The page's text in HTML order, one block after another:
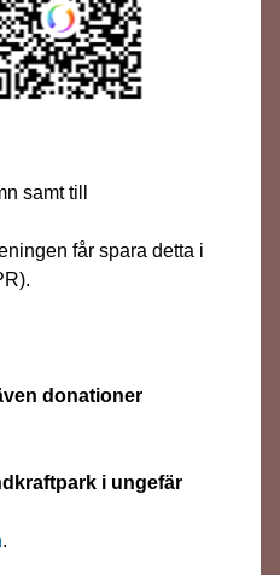
samt till
får spara detta i
donationer
i ungefär
.